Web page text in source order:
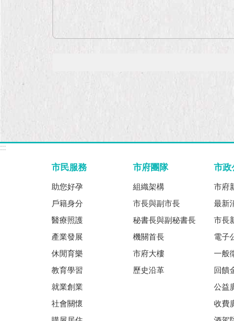
:::
市民服務
助您好孕
戶籍身分
醫療照護
產業發展
休閒育樂
教育學習
就業創業
社會關懷
市府團隊
組織架構
市長與副市長
秘書長與副秘書長
機關首長
市府大樓
歷史沿革
市政
市府
最新
市長
電子
一般
回饋
公益
收費